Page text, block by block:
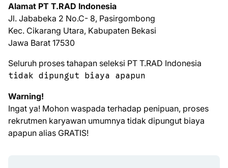
Alamat PT T.RAD Indonesia
Jl. Jababeka 2 No.C- 8, Pasirgombong
Kec. Cikarang Utara, Kabupaten Bekasi
Jawa Barat 17530
Seluruh proses tahapan seleksi PT T.RAD Indonesia
tidak dipungut biaya apapun
Warning!
Ingat ya! Mohon waspada terhadap penipuan, proses
rekrutmen karyawan umumnya tidak dipungut biaya
apapun alias GRATIS!